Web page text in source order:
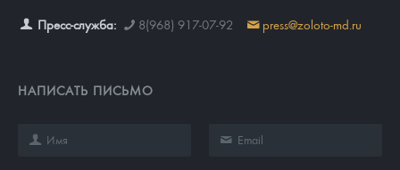
Пресс-служба: 8(968) 917-07-92 press@zoloto-md.ru
НАПИСАТЬ ПИСЬМО